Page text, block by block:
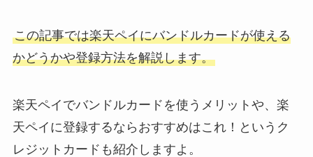
この記事では楽天ペイにバンドルカードが使える
かどうかや登録方法を解説します。
楽天ペイでバンドルカードを使うメリットや、楽
天ペイに登録するならおすすめはこれ！というク
レジットカードも紹介しますよ。